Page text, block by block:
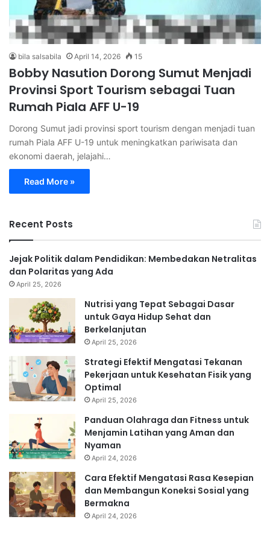
bila salsabila April 14, 2026 15
Bobby Nasution Dorong Sumut Menjadi
Provinsi Sport Tourism sebagai Tuan
Rumah Piala AFF U-19
Dorong Sumut jadi provinsi sport tourism dengan menjadi tuan
rumah Piala AFF U-19 untuk meningkatkan pariwisata dan
ekonomi daerah, jelajahi…
Read More »
Recent Posts
Jejak Politik dalam Pendidikan: Membedakan Netralitas
dan Polaritas yang Ada
April 25, 2026
Nutrisi yang Tepat Sebagai Dasar
untuk Gaya Hidup Sehat dan
Berkelanjutan
April 25, 2026
Strategi Efektif Mengatasi Tekanan
Pekerjaan untuk Kesehatan Fisik yang
Optimal
April 25, 2026
Panduan Olahraga dan Fitness untuk
Menjamin Latihan yang Aman dan
Nyaman
April 24, 2026
Cara Efektif Mengatasi Rasa Kesepian
dan Membangun Koneksi Sosial yang
Bermakna
April 24, 2026